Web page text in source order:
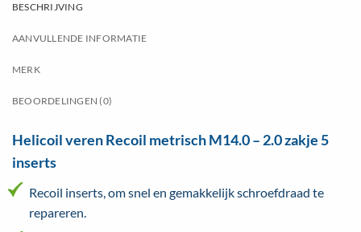
BESCHRIJVING
AANVULLENDE INFORMATIE
MERK
BEOORDELINGEN (0)
Helicoil veren Recoil metrisch M14.0 – 2.0 zakje 5
inserts
Recoil inserts, om snel en gemakkelijk schroefdraad te
repareren.